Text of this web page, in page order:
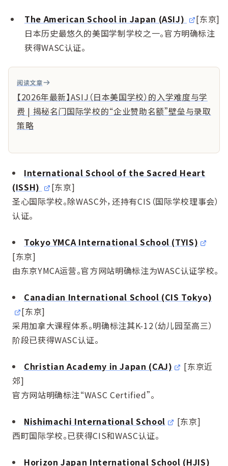
The American School in Japan (ASIJ)
[东京]
日本历史最悠久的美国学制学校之一。官方明确标注
获得WASC认证。
阅读文章
【2026年最新】ASIJ（日本美国学校）的入学难度与学
费 | 揭秘名门国际学校的“企业赞助名额”壁垒与录取
策略
International School of the Sacred Heart
(ISSH)
[东京]
圣心国际学校。除WASC外，还持有CIS（国际学校理事会）
认证。
Tokyo YMCA International School (TYIS)
[东京]
由东京YMCA运营。官方网站明确标注为WASC认证学校。
Canadian International School (CIS Tokyo)
[东京]
采用加拿大课程体系。明确标注其K-12（幼儿园至高三）
阶段已获得WASC认证。
Christian Academy in Japan (CAJ)
[东京近
郊]
官方网站明确标注“WASC Certified”。
Nishimachi International School
[东京]
西町国际学校。已获得CIS和WASC认证。
Horizon Japan International School (HJIS)